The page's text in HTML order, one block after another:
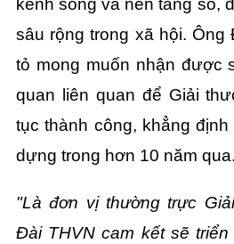
kênh sóng và nền tảng số,
sâu rộng trong xã hội.
tỏ mong muốn nhận được
quan liên quan để Giải
tục thành công, khẳng
dựng trong hơn 10 năm qua.
"Là đơn vị thường trực
Đài THVN cam kết sẽ